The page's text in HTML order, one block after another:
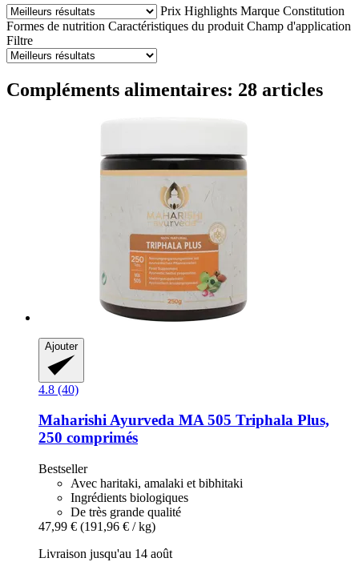
Prix Highlights Marque Constitution
Formes de nutrition Caractéristiques du produit Champ d'application
Filtre
Compléments alimentaires: 28 articles
Ajouter
4.8 (40)
Maharishi Ayurveda MA 505 Triphala Plus,
250 comprimés
Bestseller
Avec haritaki, amalaki et bibhitaki
Ingrédients biologiques
De très grande qualité
47,99 € (191,96 € / kg)
Livraison jusqu'au 14 août